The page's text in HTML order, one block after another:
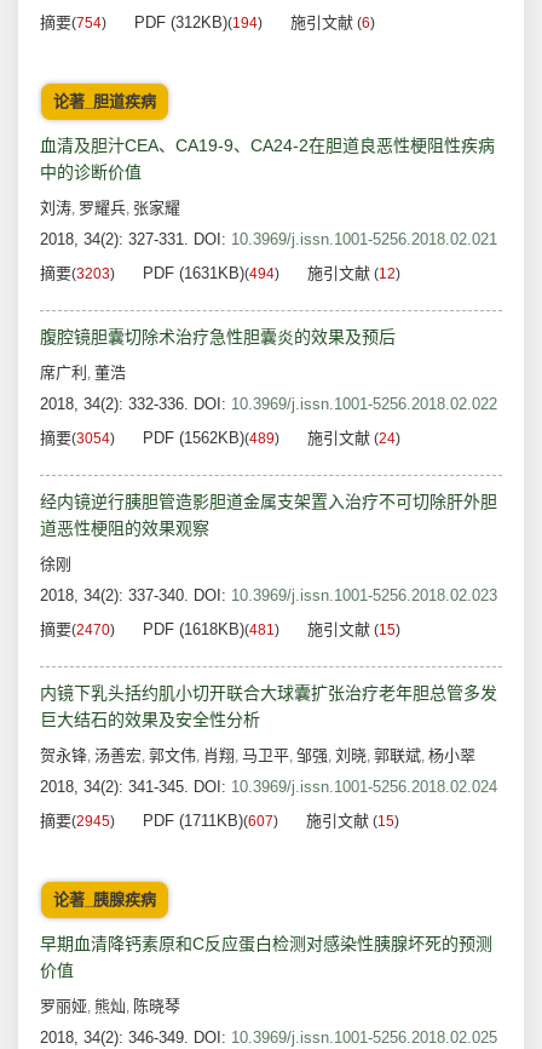
摘要(754) PDF (312KB)(194) 施引文献 (6)
论著_胆道疾病
血清及胆汁CEA、CA19-9、CA24-2在胆道良恶性梗阻性疾病
中的诊断价值
刘涛, 罗耀兵, 张家耀
2018, 34(2): 327-331. DOI: 10.3969/j.issn.1001-5256.2018.02.021
摘要(3203) PDF (1631KB)(494) 施引文献 (12)
腹腔镜胆囊切除术治疗急性胆囊炎的效果及预后
席广利 , 董浩
2018, 34(2): 332-336. DOI: 10.3969/j.issn.1001-5256.2018.02.022
摘要(3054) PDF (1562KB)(489) 施引文献 (24)
经内镜逆行胰胆管造影胆道金属支架置入治疗不可切除肝外胆
道恶性梗阻的效果观察
徐刚
2018, 34(2): 337-340. DOI: 10.3969/j.issn.1001-5256.2018.02.023
摘要(2470) PDF (1618KB)(481) 施引文献 (15)
内镜下乳头括约肌小切开联合大球囊扩张治疗老年胆总管多发
巨大结石的效果及安全性分析
贺永锋, 汤善宏, 郭文伟, 肖翔, 马卫平, 邹强, 刘晓, 郭联斌, 杨小翠
2018, 34(2): 341-345. DOI: 10.3969/j.issn.1001-5256.2018.02.024
摘要(2945) PDF (1711KB)(607) 施引文献 (15)
论著_胰腺疾病
早期血清降钙素原和C反应蛋白检测对感染性胰腺坏死的预测
价值
罗丽娅, 熊灿, 陈晓琴
2018, 34(2): 346-349. DOI: 10.3969/j.issn.1001-5256.2018.02.025